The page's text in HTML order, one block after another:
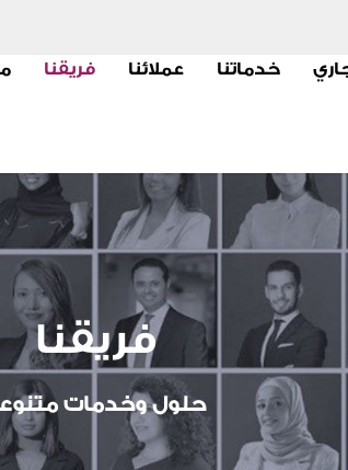
خدماتنا عملائنا فريقنا
فريقنا
حلول وخدمات